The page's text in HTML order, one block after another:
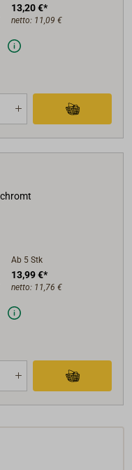
13,20 €*
netto: 11,09 €
Ab 5 Stk
13,99 €*
netto: 11,76 €